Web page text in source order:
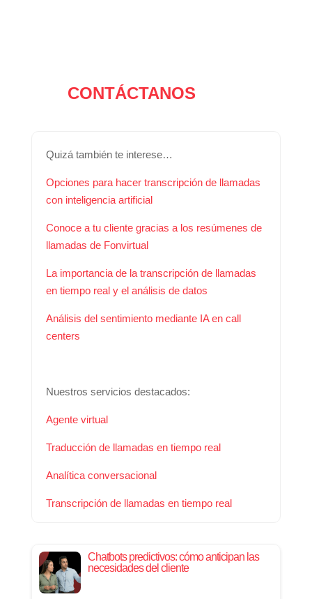
CONTÁCTANOS
Quizá también te interese…
Opciones para hacer transcripción de llamadas
con inteligencia artificial
Conoce a tu cliente gracias a los resúmenes de
llamadas de Fonvirtual
La importancia de la transcripción de llamadas
en tiempo real y el análisis de datos
Análisis del sentimiento mediante IA en call
centers
Nuestros servicios destacados:
Agente virtual
Traducción de llamadas en tiempo real
Analítica conversacional
Transcripción de llamadas en tiempo real
Chatbots predictivos: cómo anticipan las
necesidades del cliente